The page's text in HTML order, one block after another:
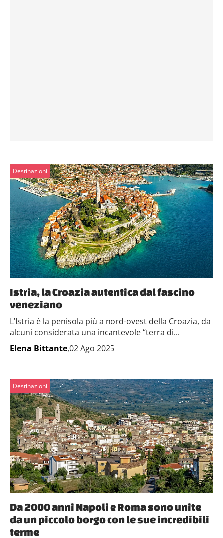
Destinazioni
Istria, la Croazia autentica dal fascino
veneziano
L’Istria è la penisola più a nord-ovest della Croazia, da
alcuni considerata una incantevole “terra di...
Elena Bittante,02 Ago 2025
Destinazioni
Da 2000 anni Napoli e Roma sono unite
da un piccolo borgo con le sue incredibili
terme